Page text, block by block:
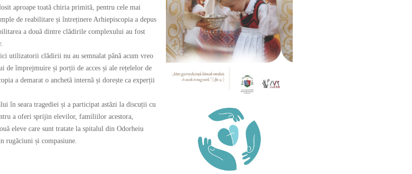
aproape toată chiria primită, pentru cele mai
de reabilitare și întreținere Arhiepiscopia a depus
a două dintre clădirile complexului au fost
utilizatorii clădirii nu au semnalat până acum vreo
de împrejmuire și porții de acces și ale rețelelor de
a demarat o anchetă internă și dorește ca experții
în seara tragediei și a participat astăzi la discuții cu
a oferi sprijin elevilor, familiilor acestora,
eleve care sunt tratate la spitalul din Odorheiu
rugăciuni și compasiune.